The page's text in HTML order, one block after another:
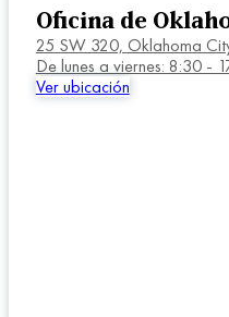
Oficina de
25 SW 320, Oklahoma
De lunes a viernes: 8:30 -
Ver ubicación